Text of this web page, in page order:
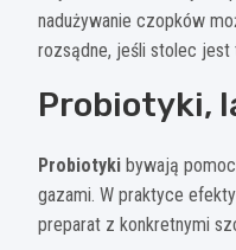
nadużywanie czopków
rozsądne, jeśli stolec jest
Probiotyki,
Probiotyki bywają
gazami. W praktyce
preparat z konkretnymi